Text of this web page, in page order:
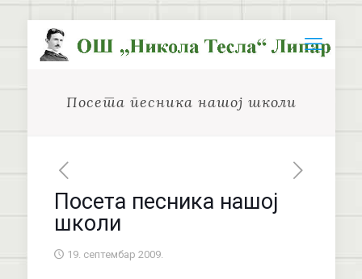
Посета песника нашој школи
Посета песника нашој
школи
19. септембар 2009.